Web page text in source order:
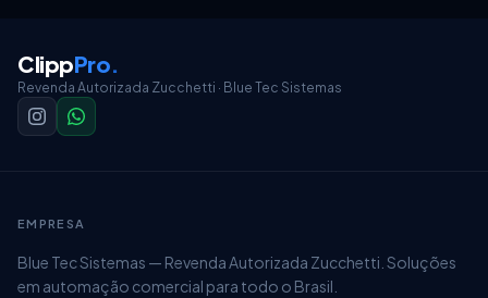
ClippPro.
Revenda Autorizada Zucchetti · Blue Tec Sistemas
EMPRESA
Blue Tec Sistemas — Revenda Autorizada Zucchetti. Soluções
em automação comercial para todo o Brasil.